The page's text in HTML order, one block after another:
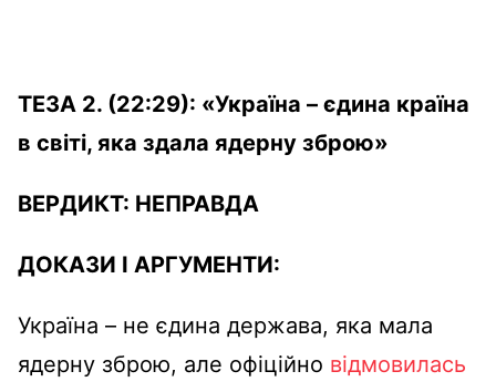
ТЕЗА 2. (22:29): «Україна – єдина країна
в світі, яка здала ядерну зброю»
ВЕРДИКТ: НЕПРАВДА
ДОКАЗИ І АРГУМЕНТИ:
Україна – не єдина держава, яка мала
ядерну зброю, але офіційно відмовилась